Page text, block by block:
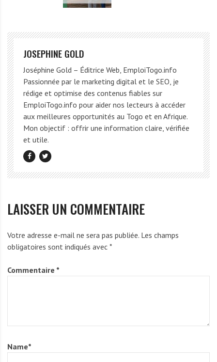
JOSEPHINE GOLD
Joséphine Gold – Éditrice Web, EmploiTogo.info
Passionnée par le marketing digital et le SEO, je
rédige et optimise des contenus fiables sur
EmploiTogo.info pour aider nos lecteurs à accéder
aux meilleures opportunités au Togo et en Afrique.
Mon objectif : offrir une information claire, vérifiée
et utile.
LAISSER UN COMMENTAIRE
Votre adresse e-mail ne sera pas publiée. Les champs
obligatoires sont indiqués avec *
Commentaire *
Name*